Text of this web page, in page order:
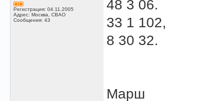
Регистрация: 04.11.2005
Адрес: Москва, СВАО
Сообщения: 43
48 3 06.
33 1 102,
8 30 32.
Маpш